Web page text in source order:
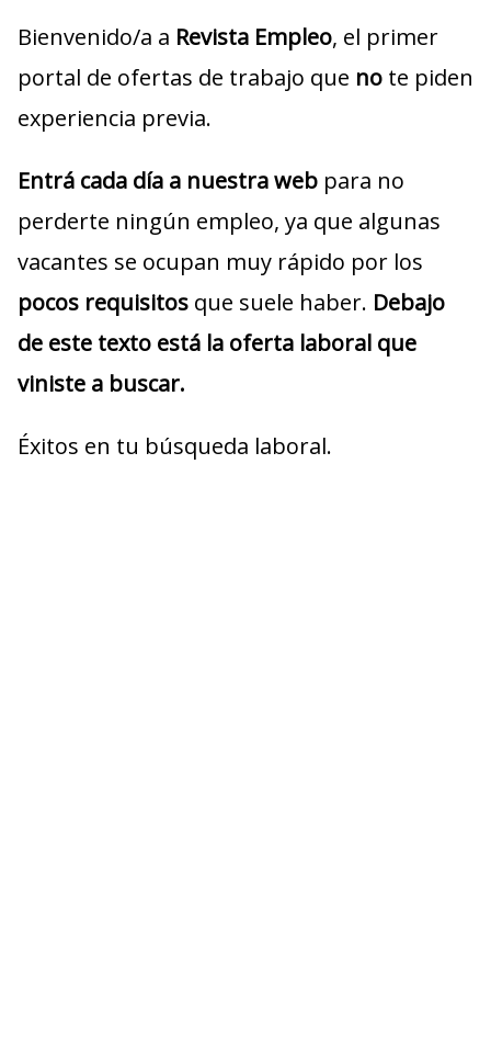
Bienvenido/a a Revista Empleo, el primer
portal de ofertas de trabajo que no te piden
experiencia previa.
Entrá cada día a nuestra web para no
perderte ningún empleo, ya que algunas
vacantes se ocupan muy rápido por los
pocos requisitos que suele haber. Debajo
de este texto está la oferta laboral que
viniste a buscar.
Éxitos en tu búsqueda laboral.